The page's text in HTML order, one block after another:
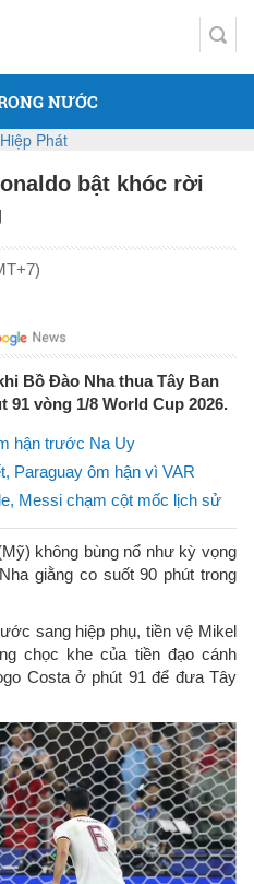
NƯỚC
bật khóc rời
Bồ Đào Nha thua Tây Ban
91 vòng 1/8 World Cup 2026.
hận trước Na Uy
Paraguay ôm hận vì VAR
Messi chạm cột mốc lịch sử
không bùng nổ như kỳ vọng
giằng co suốt 90 phút trong
sang hiệp phụ, tiền vệ Mikel
chọc khe của tiền đạo cánh
Costa ở phút 91 để đưa Tây